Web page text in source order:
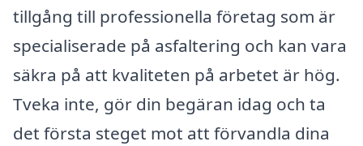
tillgång till professionella företag som är
specialiserade på asfaltering och kan vara
säkra på att kvaliteten på arbetet är hög.
Tveka inte, gör din begäran idag och ta
det första steget mot att förvandla dina